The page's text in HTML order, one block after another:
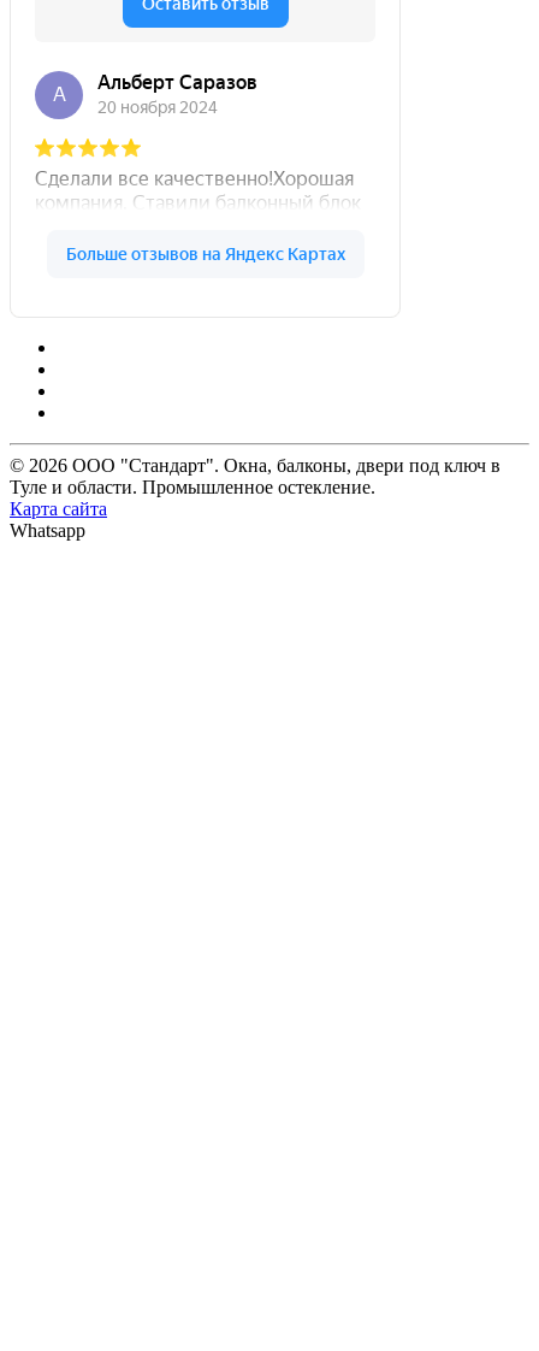
© 2026 ООО "Стандарт". Окна, балконы, двери под ключ в
Туле и области. Промышленное остекление.
Карта сайта
Whatsapp